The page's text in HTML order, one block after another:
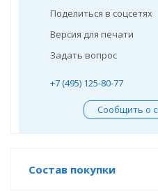
Поделиться в соцсетях
Версия для печати
Задать вопрос
+7 (495) 125-80-77
Сообщить о
Состав покупки